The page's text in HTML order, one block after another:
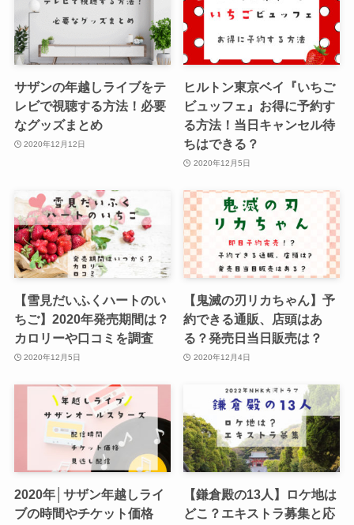
サザンの年越しライブをテ
レビで視聴する方法！必要
なグッズまとめ
2020年12月12日
ヒルトン東京ベイ『いちご
ビュッフェ』お得に予約す
る方法！当日キャンセル待
ちはできる？
2020年12月5日
【雪見だいふくハートのい
ちご】2020年発売期間は？
カロリーや口コミを調査
2020年12月5日
【鬼滅の刃リカちゃん】予
約できる通販、店頭はあ
る？発売日当日販売は？
2020年12月4日
2020年│サザン年越しライ
ブの時間やチケット価格
【鎌倉殿の13人】ロケ地は
どこ？エキストラ募集と応